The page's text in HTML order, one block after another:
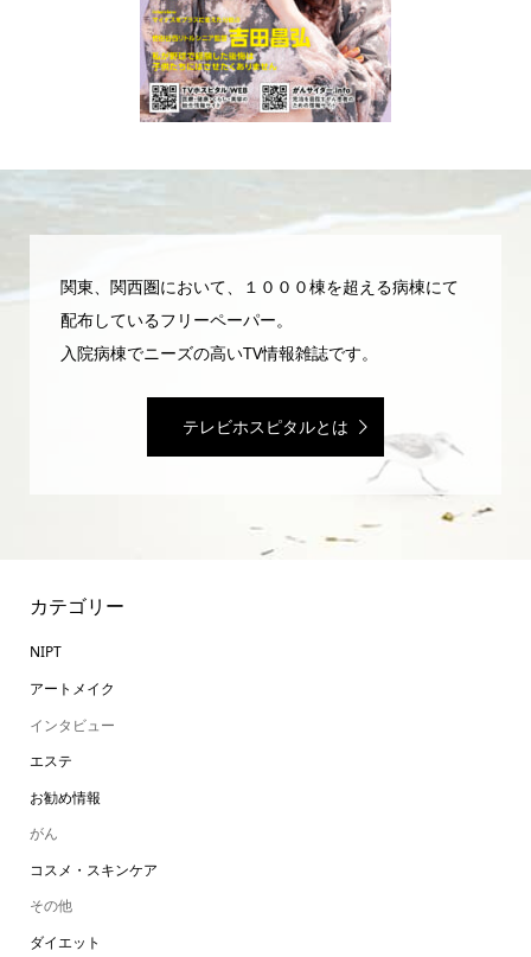
関東、関西圏において、１０００棟を超える病棟にて
配布しているフリーペーパー。
入院病棟でニーズの高いTV情報雑誌です。
テレビホスピタルとは
カテゴリー
NIPT
アートメイク
インタビュー
エステ
お勧め情報
がん
コスメ・スキンケア
その他
ダイエット